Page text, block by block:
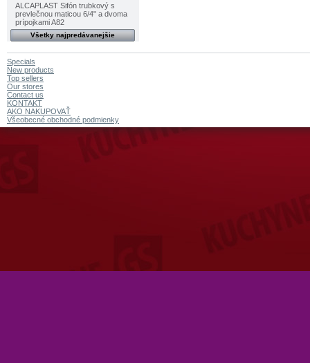
ALCAPLAST Sifón trubkový s
prevlečnou maticou 6/4" a dvoma
prípojkami A82
Všetky najpredávanejšie
Specials
New products
Top sellers
Our stores
Contact us
KONTAKT
AKO NAKUPOVAŤ
Všeobecné obchodné podmienky